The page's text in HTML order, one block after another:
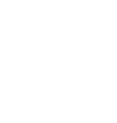
uređaja